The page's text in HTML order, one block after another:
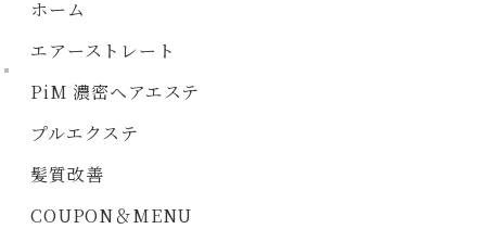
ホーム
エアーストレート
PiM 濃密ヘアエステ
プルエクステ
髪質改善
COUPON＆MENU